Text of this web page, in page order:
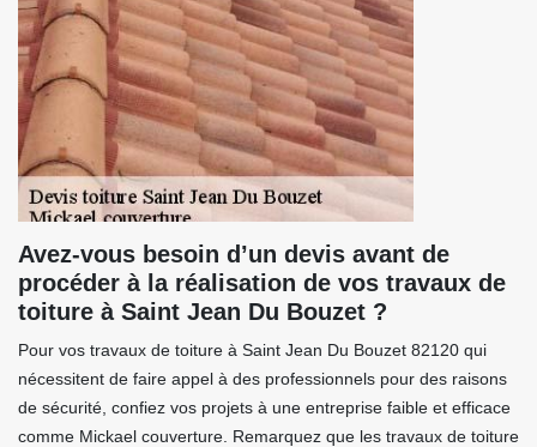
Avez-vous besoin d’un devis avant de
procéder à la réalisation de vos travaux de
toiture à Saint Jean Du Bouzet ?
Pour vos travaux de toiture à Saint Jean Du Bouzet 82120 qui
nécessitent de faire appel à des professionnels pour des raisons
de sécurité, confiez vos projets à une entreprise faible et efficace
comme Mickael couverture. Remarquez que les travaux de toiture